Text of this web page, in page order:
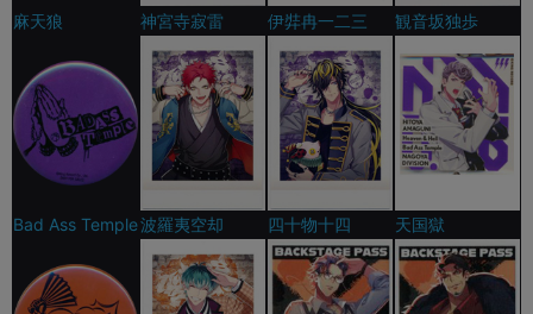
麻天狼 神宮寺寂雷 伊弉冉一二三 観音坂独歩
Bad Ass Temple波羅夷空却 四十物十四 天国獄